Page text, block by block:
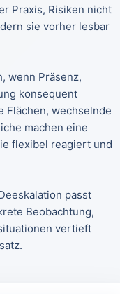
Praxis, Risiken nicht
sie vorher lesbar
wenn Präsenz,
konsequent
Flächen, wechselnde
machen eine
flexibel reagiert und
passt
Beobachtung,
vertieft